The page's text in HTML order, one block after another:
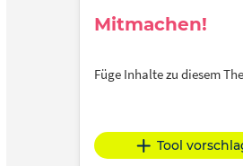
Mitmachen!
Füge Inhalte zu diesem
Tool